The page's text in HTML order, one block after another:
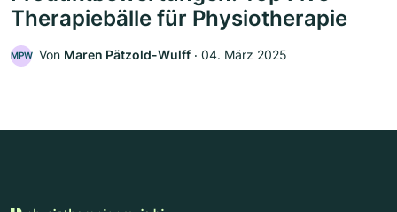
Therapiebälle für Physiotherapie
MPW Von Maren Pätzold-Wulff ‧ 04. März 2025